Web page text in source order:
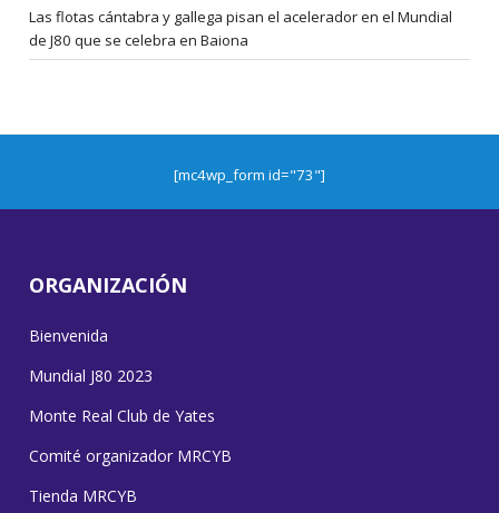
Las flotas cántabra y gallega pisan el acelerador en el Mundial
de J80 que se celebra en Baiona
[mc4wp_form id="73"]
ORGANIZACIÓN
Bienvenida
Mundial J80 2023
Monte Real Club de Yates
Comité organizador MRCYB
Tienda MRCYB